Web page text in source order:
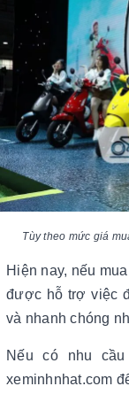
Tùy theo mức giá
Hiện nay, nếu
được hỗ trợ việc
và nhanh chóng
Nếu có nhu
xeminhnhat.com